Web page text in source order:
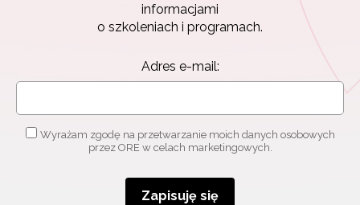
informacjami
o szkoleniach i programach.
Adres e-mail:
Wyrażam zgodę na przetwarzanie moich danych osobowych
przez ORE w celach marketingowych.
Zapisuję się